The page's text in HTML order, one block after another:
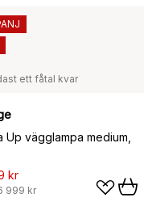
ett fåtal kvar
Up vägglampa medium,
kr
999 kr